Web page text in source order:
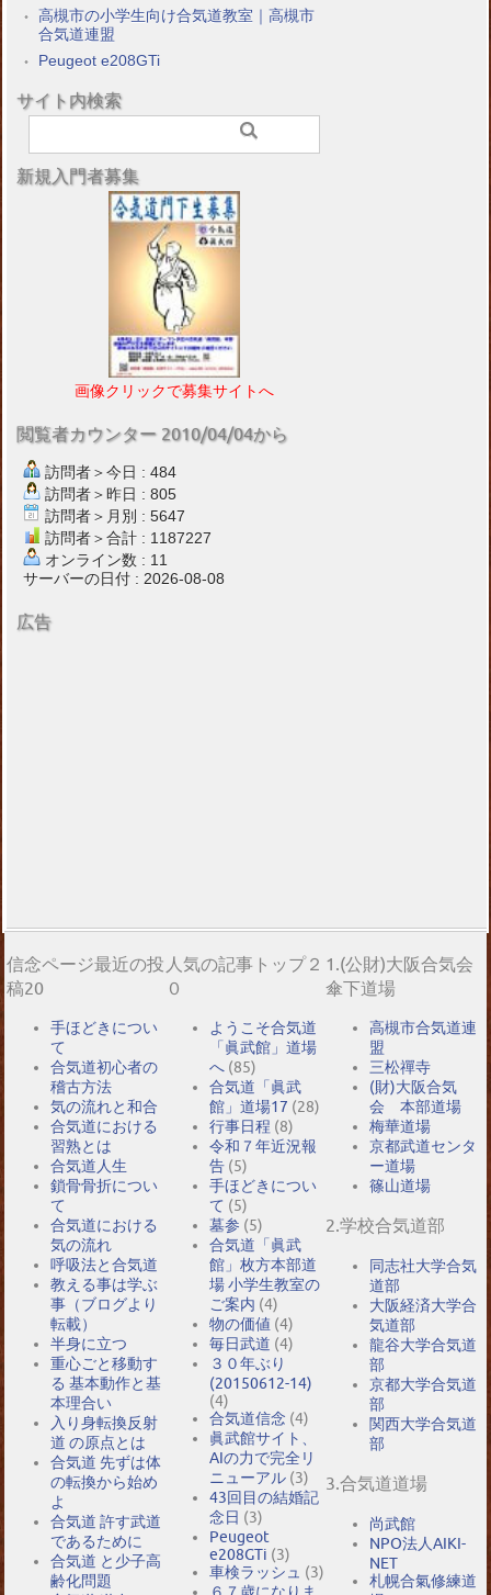
高槻市の小学生向け合気道教室｜高槻市
合気道連盟
Peugeot e208GTi
サイト内検索
新規入門者募集
画像クリックで募集サイトへ
閲覧者カウンター 2010/04/04から
訪問者＞今日 : 484
訪問者＞昨日 : 805
訪問者＞月別 : 5647
訪問者＞合計 : 1187227
オンライン数 : 11
サーバーの日付 : 2026-08-08
広告
信念ページ最近の投
稿20
手ほどきについ
て
合気道初心者の
稽古方法
気の流れと和合
合気道における
習熟とは
合気道人生
鎖骨骨折につい
て
合気道における
気の流れ
呼吸法と合気道
教える事は学ぶ
事（ブログより
転載）
半身に立つ
重心ごと移動す
る 基本動作と基
本理合い
入り身転換反射
道 の原点とは
合気道 先ずは体
の転換から始め
よ
合気道 許す武道
であるために
合気道 と少子高
齢化問題
人気の記事トップ２
０
ようこそ合気道
「眞武館」道場
へ (85)
合気道「眞武
館」道場17 (28)
行事日程 (8)
令和７年近況報
告 (5)
手ほどきについ
て (5)
墓参 (5)
合気道「眞武
館」枚方本部道
場 小学生教室の
ご案内 (4)
物の価値 (4)
毎日武道 (4)
３０年ぶり
(20150612-14)
(4)
合気道信念 (4)
眞武館サイト、
AIの力で完全リ
ニューアル (3)
43回目の結婚記
念日 (3)
Peugeot
e208GTi (3)
車検ラッシュ (3)
1.(公財)大阪合気会
傘下道場
高槻市合気道連
盟
三松禪寺
(財)大阪合気
会 本部道場
梅華道場
京都武道センタ
ー道場
篠山道場
2.学校合気道部
同志社大学合気
道部
大阪経済大学合
気道部
龍谷大学合気道
部
京都大学合気道
部
関西大学合気道
部
3.合気道道場
尚武館
NPO法人AIKI-
NET
札幌合氣修練道